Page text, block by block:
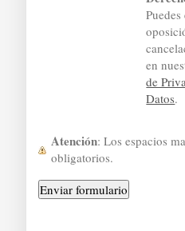
en
de
Datos.
Atención : Los espacios
obligatorios.